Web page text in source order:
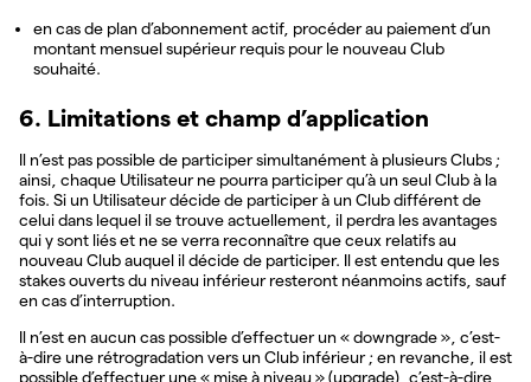
en cas de plan d’abonnement actif, procéder au paiement d’un
montant mensuel supérieur requis pour le nouveau Club
souhaité.
6. Limitations et champ d’application
Il n’est pas possible de participer simultanément à plusieurs Clubs ;
ainsi, chaque Utilisateur ne pourra participer qu’à un seul Club à la
fois. Si un Utilisateur décide de participer à un Club différent de
celui dans lequel il se trouve actuellement, il perdra les avantages
qui y sont liés et ne se verra reconnaître que ceux relatifs au
nouveau Club auquel il décide de participer. Il est entendu que les
stakes ouverts du niveau inférieur resteront néanmoins actifs, sauf
en cas d’interruption.
Il n’est en aucun cas possible d’effectuer un « downgrade », c’est-
à-dire une rétrogradation vers un Club inférieur ; en revanche, il est
possible d’effectuer une « mise à niveau » (upgrade), c’est-à-dire